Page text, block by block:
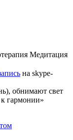
Медитация
на skype-
обнимают свет
гармонии»